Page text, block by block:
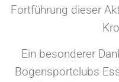
Fortführung dieser
Ein besonderer
Bogensportclubs